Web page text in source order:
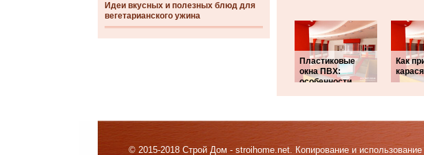
Идеи вкусных и полезных блюд для
вегетарианского ужина
Пластиковые
окна ПВХ:
особенности
Как
карася
© 2015-2018 Строй Дом - stroihome.net. Копирование и